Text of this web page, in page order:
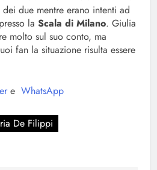
due mentre erano intenti ad
la Scala di Milano. Giulia
molto sul suo conto, ma
fan la situazione risulta essere
e WhatsApp
De Filippi